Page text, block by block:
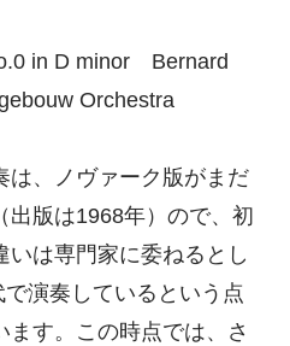
in D minor Bernard
Orchestra
は、ノヴァーク版がまだ
出版は1968年）ので、初
いは専門家に委ねるとし
演奏しているという点
す。この時点では、さ